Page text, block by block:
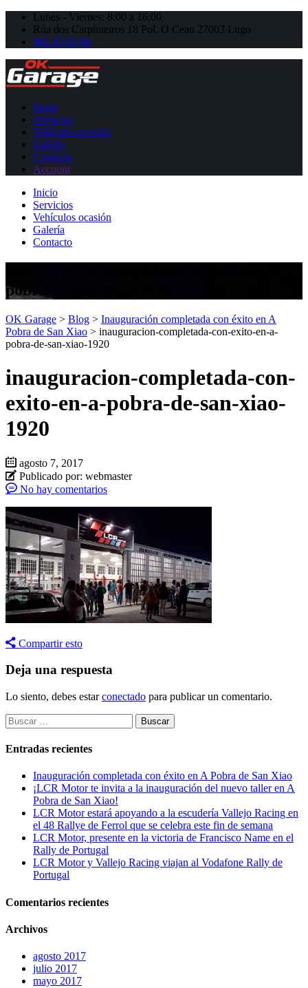
Lunes - Viernes: 8:00 a 16:00
Rúa dos Carpinteiros 18 Pol. O Ceao 27003 Lugo
982 47 05 00
Inicio
Servicios
Vehículos ocasión
Galería
Contacto
Account
Inicio
Servicios
Vehículos ocasión
Galería
Contacto
pobra-de-san-xiao-1920
OK Garage > Blog > Inauguración completada con éxito en A
Pobra de San Xiao > inauguracion-completada-con-exito-en-a-
pobra-de-san-xiao-1920
inauguracion-completada-con-
exito-en-a-pobra-de-san-xiao-
1920
agosto 7, 2017
Publicado por: webmaster
No hay comentarios
Compartir esto
Deja una respuesta
Lo siento, debes estarconectado para publicar un comentario.
Buscar:
Entradas recientes
Inauguración completada con éxito en A Pobra de San Xiao
¡LCR Motor te invita a la inauguración del nuevo taller en A
Pobra de San Xiao!
LCR Motor estará apoyando a la escudería Vallejo Racing en
el 48 Rallye de Ferrol que se celebra este fin de semana
LCR Motor, presente en la victoria de Francisco Name en el
Rally de Portugal
LCR Motor y Vallejo Racing viajan al Vodafone Rally de
Portugal
Comentarios recientes
Archivos
agosto 2017
julio 2017
mayo 2017